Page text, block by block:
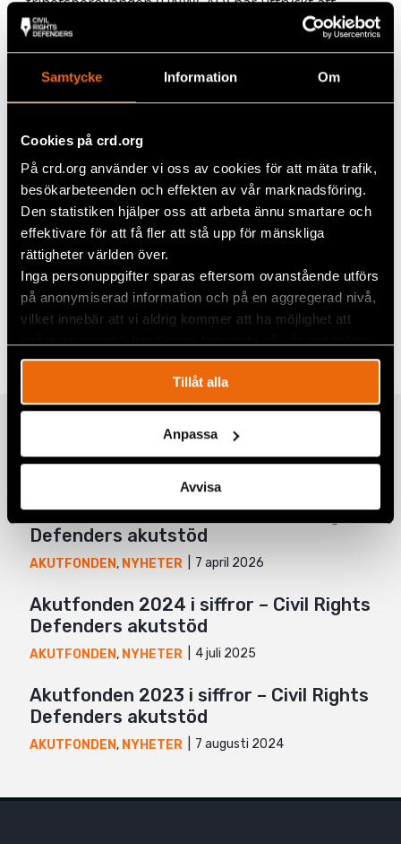
Samtycke Information Om
Cookies på crd.org
På crd.org använder vi oss av cookies för att mäta trafik,
besökarbeteenden och effekten av vår marknadsföring.
Den statistiken hjälper oss att arbeta ännu smartare och
effektivare för att få fler att stå upp för mänskliga
rättigheter världen över.
Inga personuppgifter sparas eftersom ovanstående utförs
på anonymiserad information och på en aggregerad nivå,
vilket innebär att vi aldrig kommer att ha möjlighet att
Tillåt alla
Anpassa
Avvisa
åtalet mot Le Quoc Quan kan kopplas till hans
människorättsarbete och att det brutit mot rätten
Internationella konvention om medborgerliga och
politiska rättigheter (ICCPR), som Vietnam
bristfällig rättssäkerheten är för
människorättsförsvarare i Vietnam. Det är tydligt
att Le Quoc Quan straffas för åsikter som regimen
inte tolererar.
Dela
Google+
Relaterade artiklar
Akutfonden 2025 i siffror – Civil Rights
Defenders akutstöd
AKUTFONDEN , NYHETER 7 april 2026
Akutfonden 2024 i siffror – Civil Rights
Defenders akutstöd
AKUTFONDEN, NYHETER 4 juli 2025
Akutfonden 2023 i siffror – Civil Rights
Defenders akutstöd
AKUTFONDEN, NYHETER 7 augusti 2024